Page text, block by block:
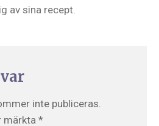
av sina recept.
inte publiceras.
märkta *